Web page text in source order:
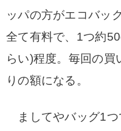
ッパの方がエコバッ
全て有料で、1つ約
らい)程度。毎回の買
りの額になる。
ましてやバッグ1つ